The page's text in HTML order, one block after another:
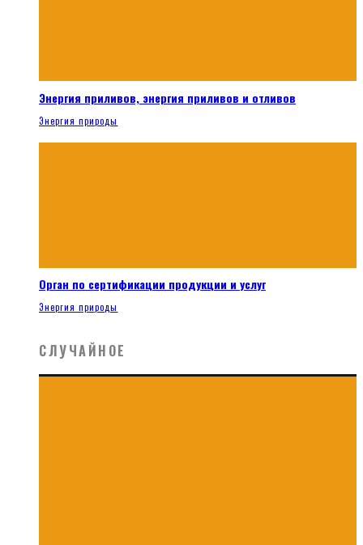
Энергия приливов, энергия приливов и отливов
Энергия природы
Орган по сертификации продукции и услуг
Энергия природы
СЛУЧАЙНОЕ